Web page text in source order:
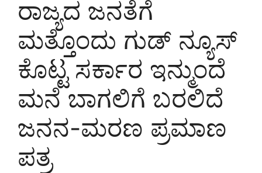
ರಾಜ್ಯದ ಜನತೆಗೆ
ಮತ್ತೊಂದು ಗುಡ್ ನ್ಯೂಸ್
ಕೊಟ್ಟ ಸರ್ಕಾರ ಇನ್ಮುಂದೆ
ಮನೆ ಬಾಗಲಿಗೆ ಬರಲಿದೆ
ಜನನ-ಮರಣ ಪ್ರಮಾಣ
ಪತ್ರ